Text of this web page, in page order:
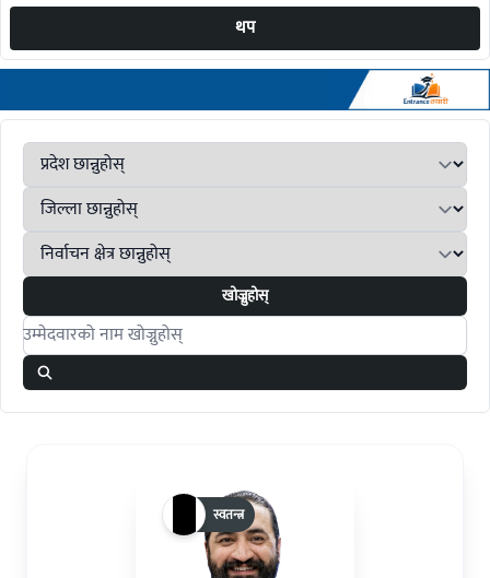
थप
खोज्नुहोस्
Search candidates
स्वतन्त्र